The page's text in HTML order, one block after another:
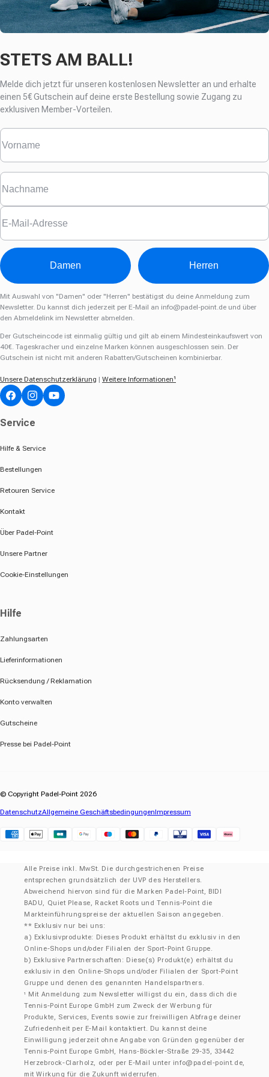
STETS AM BALL!
Melde dich jetzt für unseren kostenlosen Newsletter an und erhalte
einen 5€ Gutschein auf deine erste Bestellung sowie Zugang zu
exklusiven Member-Vorteilen.
Damen Herren
Mit Auswahl von "Damen" oder "Herren" bestätigst du deine Anmeldung zum
Newsletter. Du kannst dich jederzeit per E-Mail an info@padel-point.de und über
den Abmeldelink im Newsletter abmelden.
Der Gutscheincode ist einmalig gültig und gilt ab einem Mindesteinkaufswert von
40€. Tageskracher und einzelne Marken können ausgeschlossen sein. Der
Gutschein ist nicht mit anderen Rabatten/Gutscheinen kombinierbar.
Unsere Datenschutzerklärung | Weitere Informationen¹
FacebookInstagramYouTube
Service
Hilfe & Service
Bestellungen
Retouren Service
Kontakt
Über Padel-Point
Unsere Partner
Cookie-Einstellungen
Hilfe
Zahlungsarten
Lieferinformationen
Rücksendung / Reklamation
Konto verwalten
Gutscheine
Presse bei Padel-Point
© Copyright Padel-Point 2026
DatenschutzAllgemeine GeschäftsbedingungenImpressum
Alle Preise inkl. MwSt. Die durchgestrichenen Preise
entsprechen grundsätzlich der UVP des Herstellers.
Abweichend hiervon sind für die Marken Padel-Point, BIDI
BADU, Quiet Please, Racket Roots und Tennis-Point die
Markteinführungspreise der aktuellen Saison angegeben.
** Exklusiv nur bei uns:
a) Exklusivprodukte: Dieses Produkt erhältst du exklusiv in den
Online-Shops und/oder Filialen der Sport-Point Gruppe.
b) Exklusive Partnerschaften: Diese(s) Produkt(e) erhältst du
exklusiv in den Online-Shops und/oder Filialen der Sport-Point
Gruppe und denen des genannten Handelspartners.
¹ Mit Anmeldung zum Newsletter willigst du ein, dass dich die
Tennis-Point Europe GmbH zum Zweck der Werbung für
Produkte, Services, Events sowie zur freiwilligen Abfrage deiner
Zufriedenheit per E-Mail kontaktiert. Du kannst deine
Einwilligung jederzeit ohne Angabe von Gründen gegenüber der
Tennis-Point Europe GmbH, Hans-Böckler-Straße 29-35, 33442
Herzebrock-Clarholz, oder per E-Mail unter info@padel-point.de,
mit Wirkung für die Zukunft widerrufen.